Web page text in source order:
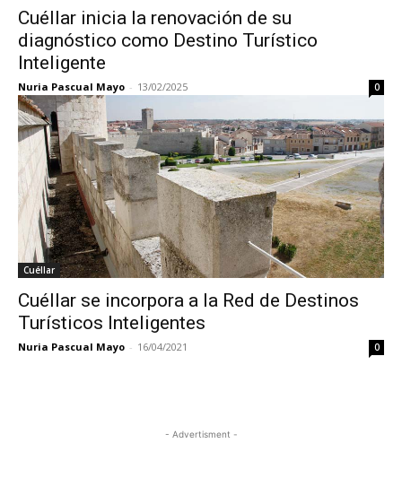
Cuéllar inicia la renovación de su
diagnóstico como Destino Turístico
Inteligente
Nuria Pascual Mayo - 13/02/2025 0
Cuéllar
Cuéllar se incorpora a la Red de Destinos
Turísticos Inteligentes
Nuria Pascual Mayo - 16/04/2021 0
- Advertisment -